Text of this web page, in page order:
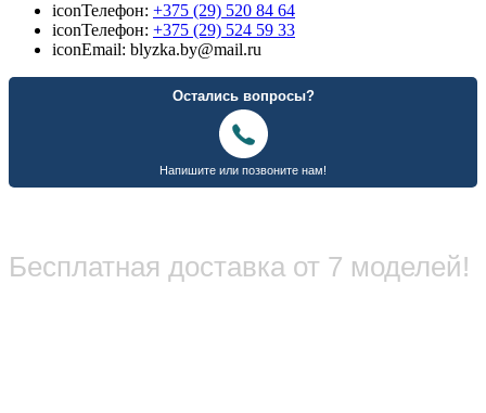
iconТелефон: +375 (29) 520 84 64
iconТелефон: +375 (29) 524 59 33
iconEmail: blyzka.by@mail.ru
Бесплатная доставка от 7 моделей!